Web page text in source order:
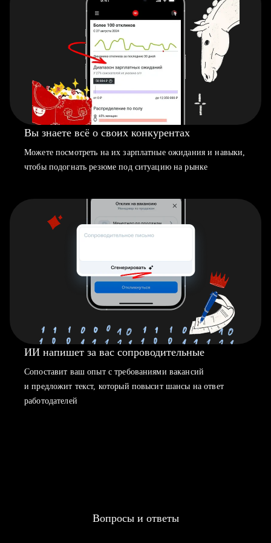
Вы знаете всё о своих конкурентах
Можете посмотреть на их зарплатные ожидания и навыки,
чтобы подогнать резюме под ситуацию на рынке
ИИ напишет за вас сопроводительные
Сопоставит ваш опыт с требованиями вакансий
и предложит текст, который повысит шансы на ответ
работодателей
Вопросы и ответы